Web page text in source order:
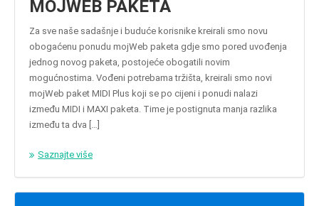
MOJWEB PAKETA
Za sve naše sadašnje i buduće korisnike kreirali smo novu
obogaćenu ponudu mojWeb paketa gdje smo pored uvođenja
jednog novog paketa, postojeće obogatili novim
mogućnostima. Vođeni potrebama tržišta, kreirali smo novi
mojWeb paket MIDI Plus koji se po cijeni i ponudi nalazi
između MIDI i MAXI paketa. Time je postignuta manja razlika
između ta dva […]
Saznajte više